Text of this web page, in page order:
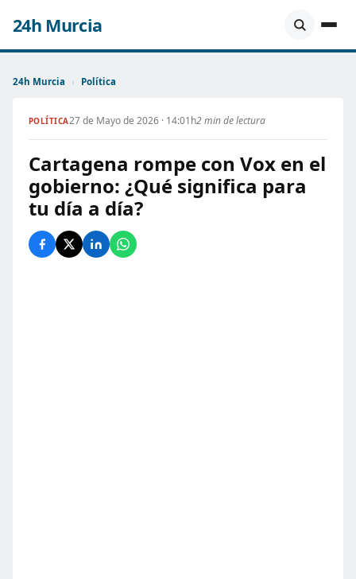
24h Murcia
24h Murcia › Política
POLÍTICA27 de Mayo de 2026 · 14:01h2 min de lectura
Cartagena rompe con Vox en el
gobierno: ¿Qué significa para
tu día a día?